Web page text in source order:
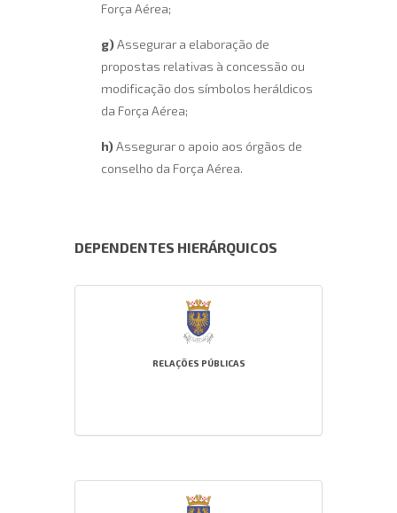
Força Aérea;
g)Assegurar a elaboração de
propostas relativas à concessão ou
modificação dos símbolos heráldicos
da Força Aérea;
h)Assegurar o apoio aos órgãos de
conselho da Força Aérea.
DEPENDENTES HIERÁRQUICOS
RELAÇÕES PÚBLICAS